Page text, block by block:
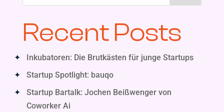
Recent Posts
Inkubatoren: Die Brutkästen für junge Startups
Startup Spotlight: bauqo
Startup Bartalk: Jochen Beißwenger von
Coworker Ai